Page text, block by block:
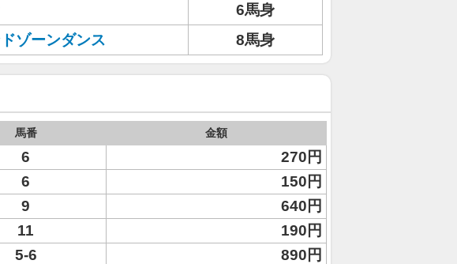
6馬身
ゾーンダンス 8馬身
馬番 金額
6 270円
6
150円
9
640円
11
190円
5-6
890円